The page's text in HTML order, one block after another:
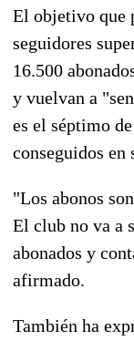
El objetivo que
seguidores
16.500
y vuelvan a
es el séptimo
conseguidos en
"Los abonos
El club no va a
abonados y
afirmado.
También ha